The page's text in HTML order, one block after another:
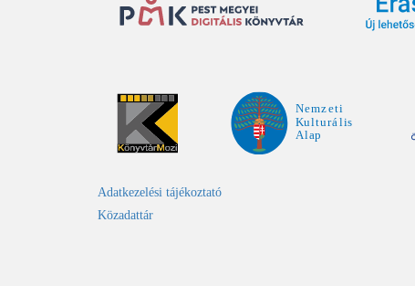
Adatkezelési tájékoztató
Közadattár